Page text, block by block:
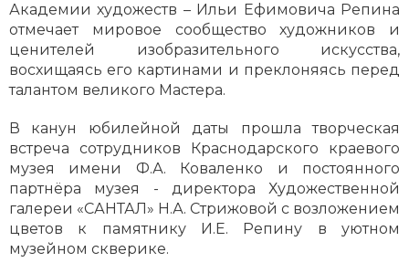
Академии художеств – Ильи Ефимовича Репина
отмечает мировое сообщество художников и
ценителей изобразительного искусства,
восхищаясь его картинами и преклоняясь перед
талантом великого Мастера.
В канун юбилейной даты прошла творческая
встреча сотрудников Краснодарского краевого
музея имени Ф.А. Коваленко и постоянного
партнёра музея - директора Художественной
галереи «САНТАЛ» Н.А. Стрижовой с возложением
цветов к памятнику И.Е. Репину в уютном
музейном скверике.